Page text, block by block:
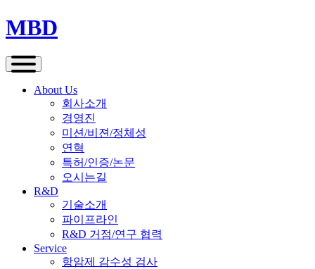
MBD
Menu
About Us
회사소개
경영진
미션/비젼/정체성
연혁
특허/인증/논문
오시는길
R&D
기술소개
파이프라인
R&D 거점/연구 협력
Service
항암제 감수성 검사